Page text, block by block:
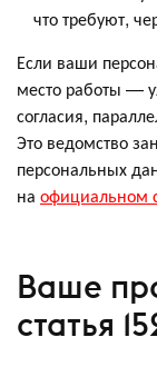
что требуют,
Если ваши
место работы —
согласия,
Это ведомство
персональных
на официальном
Ваше
статья